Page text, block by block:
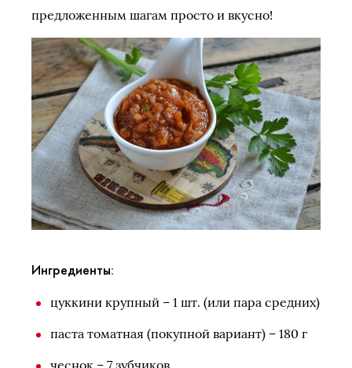
предложенным шагам просто и вкусно!
Ингредиенты:
цуккини крупный – 1 шт. (или пара средних)
паста томатная (покупной вариант) – 180 г
чеснок – 7 зубчиков